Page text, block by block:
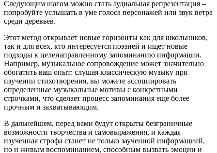
Следующим шагом можно стать аудиальная репрезентация –
попробуйте услышать в уме голоса персонажей или звук ветра
среди деревьев.
Этот метод открывает новые горизонты как для школьников,
так и для всех, кто интересуется поэзией и ищет новые
подходы к целенаправленному запоминанию информации.
Например, музыкальное сопровождение может значительно
обогатить ваш опыт: слушая классическую музыку при
изучении стихотворения, вы можете ассоциировать
определенные музыкальные мотивы с конкретными
строчками, что сделает процесс запоминания еще более
прочным и захватывающим.
В дальнейшем, перед вами будут открыты безграничные
возможности творчества и самовыражения, и каждая
изученная строфа станет не только заученной информацией,
но и живым воспоминанием, способным вызвать эмоции и